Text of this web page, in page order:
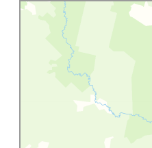
Яндекс.Карты
Яндекс.Карты